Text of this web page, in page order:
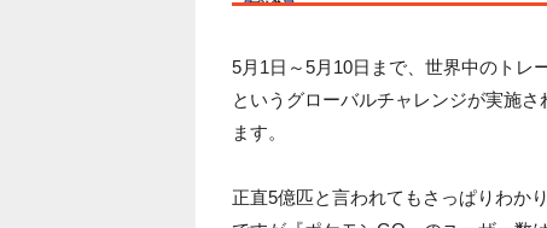
5月1日～5月10日まで、世界中のトレ
というグローバルチャレンジが実施
ます。
正直5億匹と言われてもさっぱりわか